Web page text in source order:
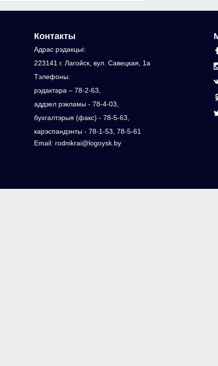
Контакты
Адрас рэдакцыi:
223141 г. Лагойск, вул. Савецкая, 1а
Тэлефоны:
рэдактара – 78-2-63,
аддзел рэкламы - 78-4-03,
бухгалтэрыя (факс) - 78-5-63,
карэспандэнты - 78-1-53, 78-5-61
Email: rodnikrai@logoysk.by